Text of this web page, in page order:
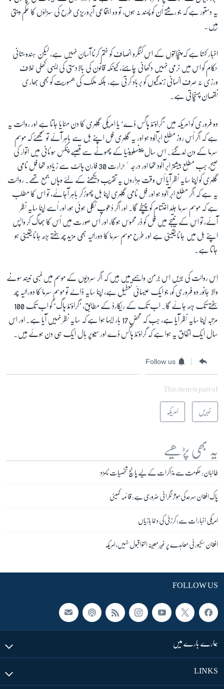
یہ دستور ہے کہ جو رشتے اُن کو پسند نہ ہوں، تو وہ اجتماعی آبروریزی طرح کی سزاؤں کا حکم دیتی
ہیں۔
اخبار کہتا ہے کہ پنچائتوں کے اس کنگرو انصاف کو ختم کرنا آسان نہیں ہے، لیکن ہندوستانی
حکام کو اس میں نرمی نہیں دکھانی چاہئے، کیونکہ قانون کی بالادستی کی ایسی کھلی خلاف
ورزی نہ صرف انسانی زندگیوں کو برباد کرتی ہے، بلکہ ملک کی جمہوریت کو بھی بھاری
نقصان پہنچاتی ہے۔
دو فروری کو امریکہ میں ’گراؤنڈ ہاگس ڈے‘ یا امریکی گلہری کا دن منایا جاتا ہے اور روائت یہ
ہے کہ اگر اُس روز مطلع ابرآلُود ہو اور یہ گلہری فِل اپنے بل سے باہر آئے تو سمجھئے کہ موسم
سرما کے دن لدگئے۔ اس سال پینسلوینیا کے چھوٹے سے قصبے پنکس سُوٹانی میں اتوار کی
صبح، جب مطلع بیشتر ابر آلود تھا اور درجہٴحرارت 30 فارن ہائٹ سے زیادہ تھا فِل نامی
گلہری کو اپنا سایہ نظر آیا اُس وقت ہزاروں یہ تقریب دیکھنے کے لئے وہاں جمع تھے۔ روائت
یہ ہے کہ اگر مطلع ابر آلود ہو اور فِل نامی گلہری اپنا بل چھوڑ کر باہر آجائے، تو اس کا مطلب
ہے کہ موسم سرما جلد اختتام کو پہنچے گا۔ اور اگر دُھوپ نکلی ہوئی ہو، اور اُسے اپنا سایہ نظر
آئے، تو اس کے نتیجے میں فِل کو ڈر محسوس ہوگا، اور اُس صورت میں اُس کا بھاگ کر واپس
اپنے بِل میں جانا یقینی ہے اور طرح موسم سرما کا دورانیہ بھی مزید چھ ہفتے بڑھ جانا یقینی ہو
جاتا ہے۔
اِس روائت کی جڑیں اس جرمن واہمے میں ہیں کہ اگر سردیوں کے موسم میں لمبی نیند سونے
والا جانور دو فروری کو، جو ایک عیسائی تعطیل ہے، اپنا سایہ ڈالے تو موسم سرما کا دورانیہ چھ
ہفتے تک بڑھ جائے گا۔ اب تک کے ریکارڈ کے مطابق، ’گراؤنڈ ہاگ‘ کو اب تک 100
مرتبہ اپنا سایہ نظر آیا ہے، جب کہ محض 17 بار ایسا ہوا ہے کہ سایہ نظر نہیں آیا ہے۔ اور اس
سال ایک اتفاق یہ ہوا ہے کہ گراؤنڈ ہاگس ڈے اور سُیوپر بال ایک ہی دن ہوئے ہیں۔
Follow us
This item is part of
خبریں امریکہ
یہ بھی پڑھیے
طالبان: حکومت سے مذاکرات کے لیے پانچ شخصیات نامزد
پاک افغان سرحد کی موثر نگرانی ضروری ہے: قائمہ کمیٹی
امریکی اخبارات سے: کرزئی کی دغا بازیاں
افغان سکیورٹی معاہدے پر غیر معینہ التوا قبول نہیں، امریکہ
FOLLOW US
ہمارے بارے میں
LINKS